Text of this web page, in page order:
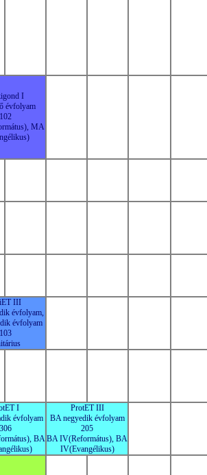
I
évfolyam
102
MA
III
évfolyam,
évfolyam
103
I
évfolyam
306
BA
ProtET III
BA negyedik évfolyam
205
BA IV(Református), BA
IV(Evangélikus)